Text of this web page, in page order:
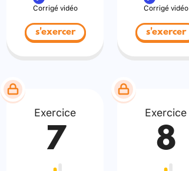
Corrigé vidéo
s'exercer
Corrigé vidéo
s'exercer
Exercice
7
Exercice
8